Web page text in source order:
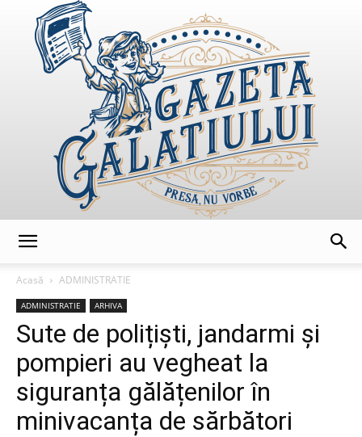
Acasă
ADMINISTRATIE
ADMINISTRATIE ARHIVA
Sute de polițiști, jandarmi și
pompieri au vegheat la
siguranța gălățenilor în
minivacanța de sărbători